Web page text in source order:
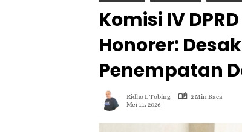
Komisi IV
Honorer:
Penempatan
Ridho L Tobing
2 Min Baca
Mei 11, 2026